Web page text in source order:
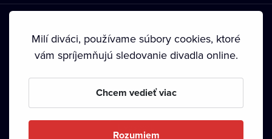
používania Cookies• Autorské práva
Milí diváci, používame súbory cookies, ktoré
vám spríjemňujú sledovanie divadla online.
Chcem vedieť viac
Rozumiem